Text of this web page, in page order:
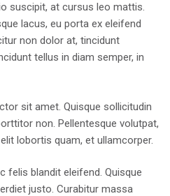
suscipit, at cursus leo mattis.
lacus, eu porta ex eleifend
non dolor at, tincidunt
tellus in diam semper, in
sit amet. Quisque sollicitudin
non. Pellentesque volutpat,
lobortis quam, et ullamcorper.
felis blandit eleifend. Quisque
justo. Curabitur massa